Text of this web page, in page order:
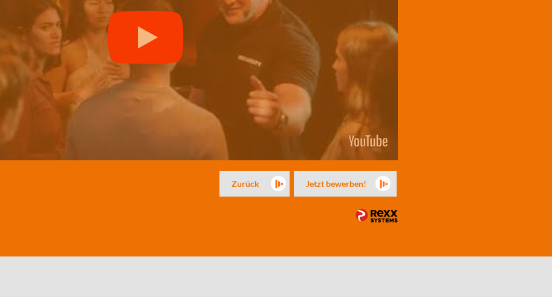
Zurück Jetzt bewerben!